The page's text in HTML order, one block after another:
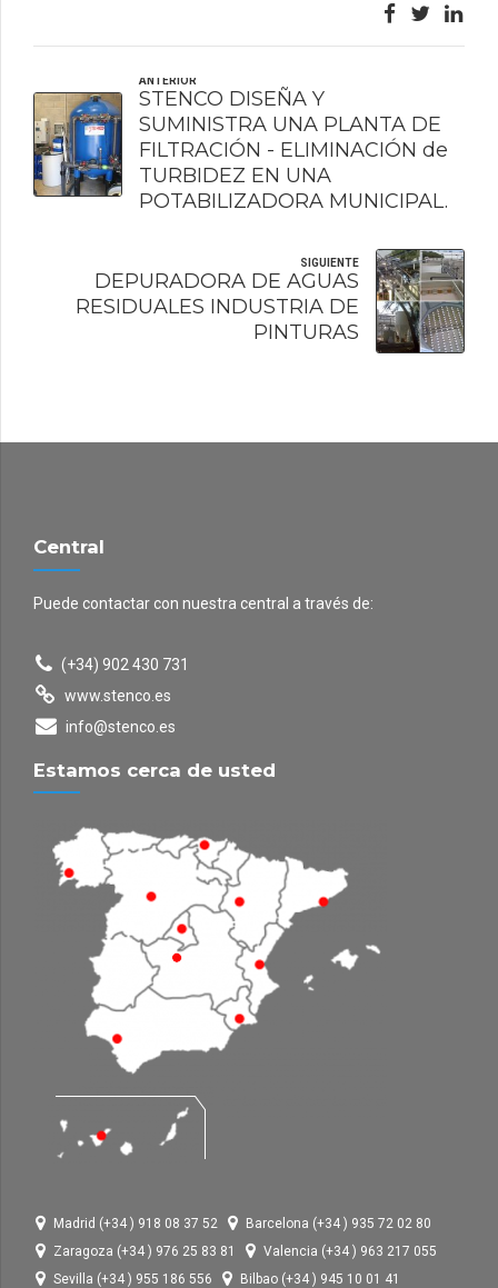
ANTERIOR
STENCO DISEÑA Y
SUMINISTRA UNA PLANTA DE
FILTRACIÓN - ELIMINACIÓN de
TURBIDEZ EN UNA
POTABILIZADORA MUNICIPAL.
SIGUIENTE
DEPURADORA DE AGUAS
RESIDUALES INDUSTRIA DE
PINTURAS
Central
Puede contactar con nuestra central a través de:
(+34) 902 430 731
www.stenco.es
info@stenco.es
Estamos cerca de usted
Madrid (+34 ) 918 08 37 52
Barcelona (+34 ) 935 72 02 80
Zaragoza (+34 ) 976 25 83 81
Valencia (+34 ) 963 217 055
Sevilla (+34 ) 955 186 556
Bilbao (+34 ) 945 10 01 41